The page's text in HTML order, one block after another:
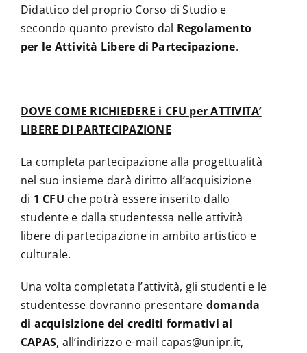
Didattico del proprio Corso di Studio e
secondo quanto previsto dal Regolamento
per le Attività Libere di Partecipazione.
DOVE COME RICHIEDERE i CFU per ATTIVITA’
LIBERE DI PARTECIPAZIONE
La completa partecipazione alla progettualità
nel suo insieme darà diritto all’acquisizione
di 1 CFU che potrà essere inserito dallo
studente e dalla studentessa nelle attività
libere di partecipazione in ambito artistico e
culturale.
Una volta completata l’attività, gli studenti e le
studentesse dovranno presentare domanda
di acquisizione dei crediti formativi al
CAPAS, all’indirizzo e-mail capas@unipr.it,